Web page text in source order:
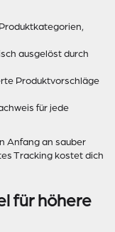
ausgelöst durch
Produktvorschläge
für jede
Anfang an sauber
Tracking kostet dich
für höhere